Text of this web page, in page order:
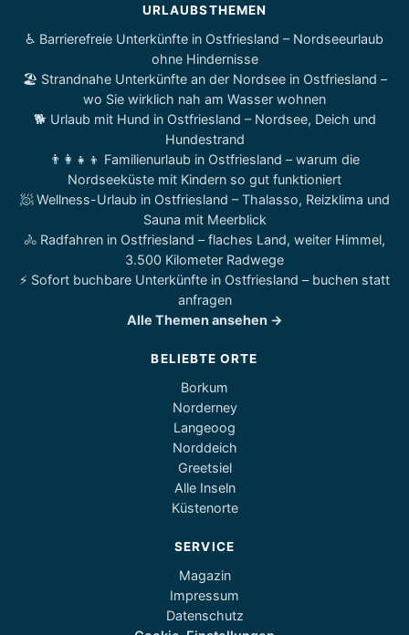
URLAUBSTHEMEN
♿ Barrierefreie Unterkünfte in Ostfriesland – Nordseeurlaub
ohne Hindernisse
🏖️ Strandnahe Unterkünfte an der Nordsee in Ostfriesland –
wo Sie wirklich nah am Wasser wohnen
🐕 Urlaub mit Hund in Ostfriesland – Nordsee, Deich und
Hundestrand
👨‍👩‍👧‍👦 Familienurlaub in Ostfriesland – warum die
Nordseeküste mit Kindern so gut funktioniert
🧖 Wellness-Urlaub in Ostfriesland – Thalasso, Reizklima und
Sauna mit Meerblick
🚴 Radfahren in Ostfriesland – flaches Land, weiter Himmel,
3.500 Kilometer Radwege
⚡ Sofort buchbare Unterkünfte in Ostfriesland – buchen statt
anfragen
Alle Themen ansehen →
BELIEBTE ORTE
Borkum
Norderney
Langeoog
Norddeich
Greetsiel
Alle Inseln
Küstenorte
SERVICE
Magazin
Impressum
Datenschutz